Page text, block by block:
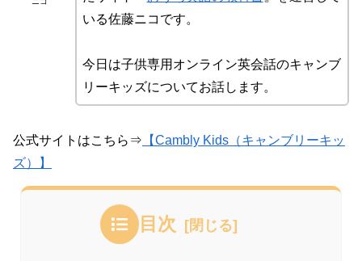
いる佐藤ニコです。
今日は子供専用オンライン英会話のキャンブ
リーキッズについてお話します。
公式サイトはこちら⇒ 【Cambly Kids（キャンブリーキッ
ズ）】
目次